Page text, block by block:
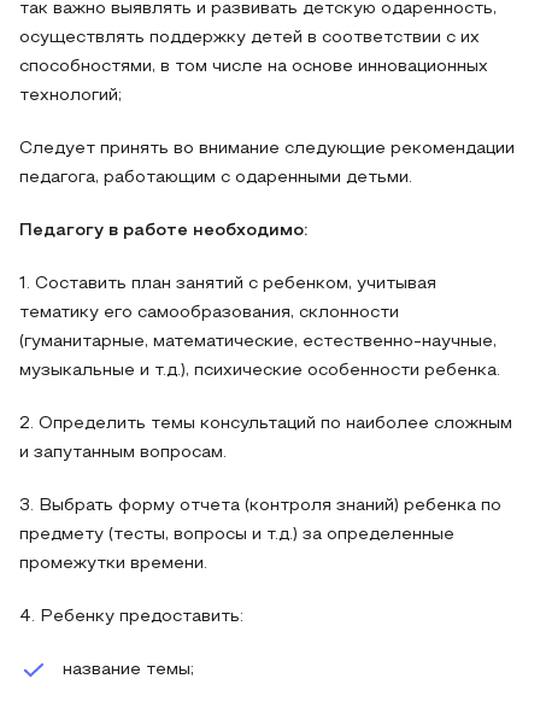
так важно выявлять и развивать детскую одаренность,
осуществлять поддержку детей в соответствии с их
способностями, в том числе на основе инновационных
технологий;
Следует принять во внимание следующие рекомендации
педагога, работающим с одаренными детьми.
Педагогу в работе необходимо:
1. Составить план занятий с ребенком, учитывая
тематику его самообразования, склонности
(гуманитарные, математические, естественно-научные,
музыкальные и т.д.), психические особенности ребенка.
2. Определить темы консультаций по наиболее сложным
и запутанным вопросам.
3. Выбрать форму отчета (контроля знаний) ребенка по
предмету (тесты, вопросы и т.д.) за определенные
промежутки времени.
4. Ребенку предоставить:
название темы;